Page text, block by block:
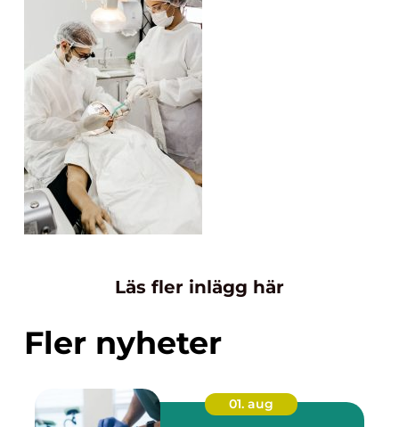
Läs fler inlägg här
Fler nyheter
01. aug